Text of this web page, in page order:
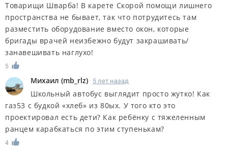
Товарищи Шварба! В карете Скорой помощи лишнего
пространства не бывает, так что потрудитесь там
разместить оборудование вместо окон, которые
бригады врачей неизбежно будут закрашивать/
занавешивать наглухо!
5
Михаил (mb_rlz) 5 лет назад
Школьный автобус выглядит просто жутко! Как
газ53 с будкой «хлеб» из 80ых. У того кто это
проектировал есть дети? Как ребёнку с тяжеленным
ранцем карабкаться по этим ступенькам?
4